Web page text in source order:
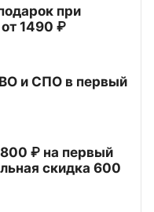
при
1490 ₽
и СПО в первый
₽ на первый
скидка 600